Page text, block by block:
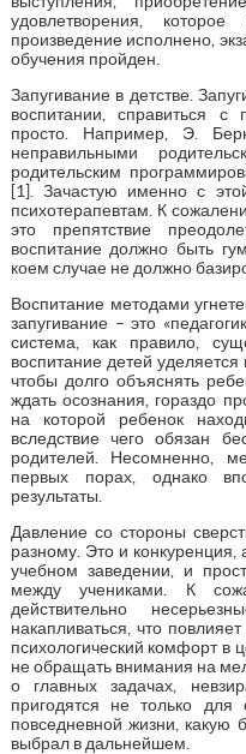
удовлетворения,
произведение исполнено,
обучения пройден.
Запугивание в детстве.
воспитании, справиться с
просто. Например, Э.
неправильными
родительским
[1]. Зачастую именно с
психотерапевтам. К
это препятствие
воспитание должно быть
коем случае не должно
Воспитание методами
запугивание – это
система, как правило,
воспитание детей
чтобы долго объяснять
ждать осознания, гораздо
на которой ребенок
вследствие чего обязан
родителей. Несомненно,
первых порах, однако
результаты.
Давление со стороны
разному. Это и
учебном заведении, и
между учениками. К
действительно
накапливаться, что
психологический комфорт в
не обращать внимания на
о главных задачах,
пригодятся не только
повседневной жизни, какую
выбрал в дальнейшем.